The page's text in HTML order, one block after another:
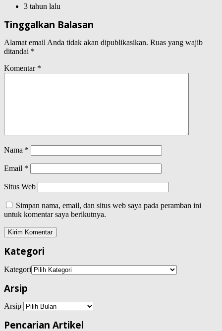
3 tahun lalu
Tinggalkan Balasan
Alamat email Anda tidak akan dipublikasikan. Ruas yang wajib
ditandai *
Komentar *
Nama *
Email *
Situs Web
Simpan nama, email, dan situs web saya pada peramban ini
untuk komentar saya berikutnya.
Kategori
Kategori
Arsip
Arsip
Pencarian Artikel